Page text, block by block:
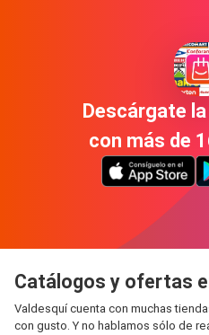
Descárgate
con más de
Catálogos y ofertas
Valdesquí cuenta con muchas
con gusto. Y no hablamos sólo de